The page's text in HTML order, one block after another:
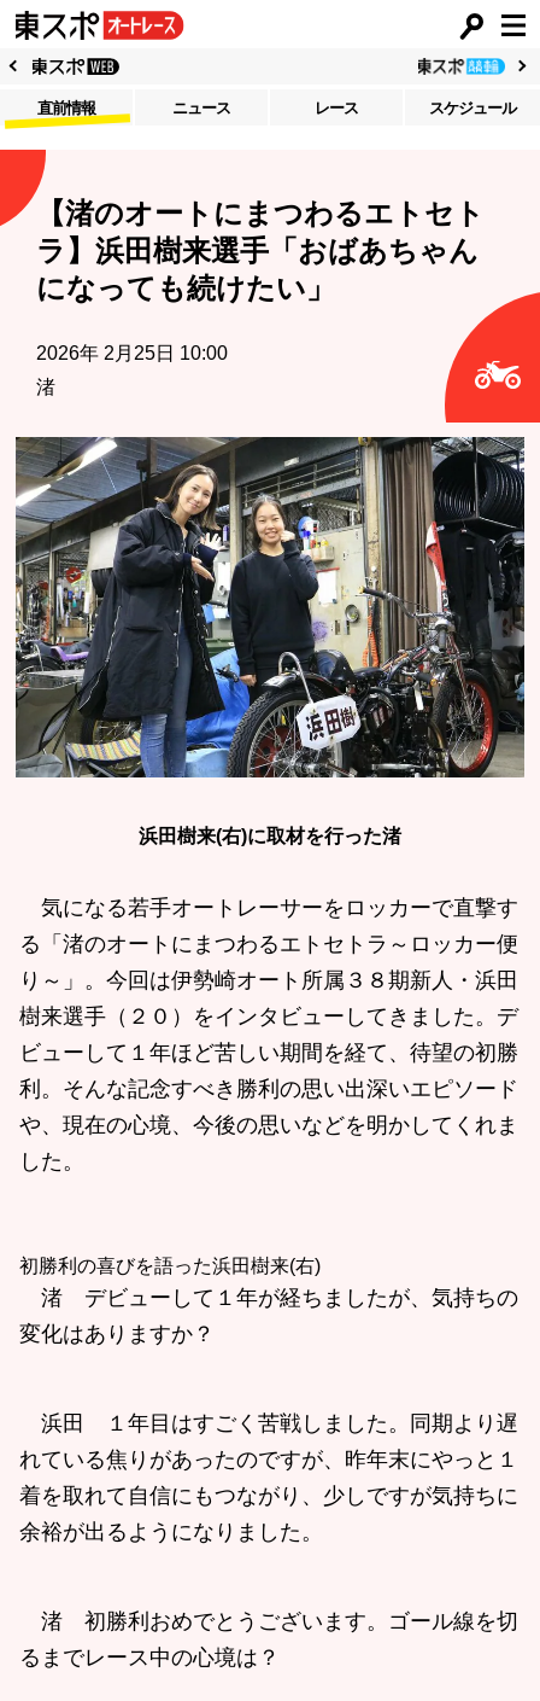
直前情報 ニュース レース スケジュール
【渚のオートにまつわるエトセト
ラ】浜田樹来選手「おばあちゃん
になっても続けたい」
2026年 2月25日 10:00
渚
浜田樹来(右)に取材を行った渚
気になる若手オートレーサーをロッカーで直撃す
る「渚のオートにまつわるエトセトラ～ロッカー便
り～」。今回は伊勢崎オート所属３８期新人・浜田
樹来選手（２０）をインタビューしてきました。デ
ビューして１年ほど苦しい期間を経て、待望の初勝
利。そんな記念すべき勝利の思い出深いエピソード
や、現在の心境、今後の思いなどを明かしてくれま
した。
初勝利の喜びを語った浜田樹来(右)
渚 デビューして１年が経ちましたが、気持ちの
変化はありますか？
浜田 １年目はすごく苦戦しました。同期より遅
れている焦りがあったのですが、昨年末にやっと１
着を取れて自信にもつながり、少しですが気持ちに
余裕が出るようになりました。
渚 初勝利おめでとうございます。ゴール線を切
るまでレース中の心境は？